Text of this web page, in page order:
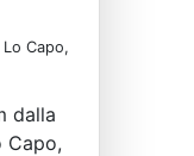
Capo,
dalla
Capo,